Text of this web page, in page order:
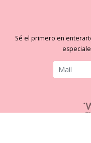
Sé el primero en